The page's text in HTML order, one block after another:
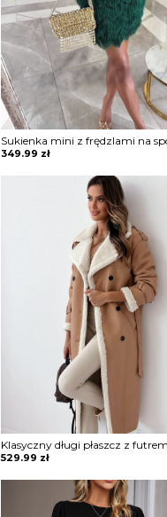
349.99 zł
529.99 zł